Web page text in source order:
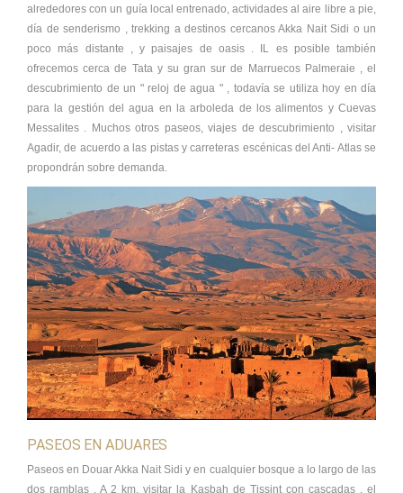
alrededores con un guía local entrenado, actividades al aire libre a pie,
día de senderismo , trekking a destinos cercanos Akka Nait Sidi o un
poco más distante , y paisajes de oasis . IL es posible también
ofrecemos cerca de Tata y su gran sur de Marruecos Palmeraie , el
descubrimiento de un " reloj de agua " , todavía se utiliza hoy en día
para la gestión del agua en la arboleda de los alimentos y Cuevas
Messalites . Muchos otros paseos, viajes de descubrimiento , visitar
Agadir, de acuerdo a las pistas y carreteras escénicas del Anti- Atlas se
propondrán sobre demanda.
PASEOS EN ADUARES
Paseos en Douar Akka Nait Sidi y en cualquier bosque a lo largo de las
dos ramblas . A 2 km, visitar la Kasbah de Tissint con cascadas , el